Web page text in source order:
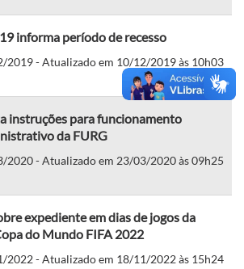
informa período de recesso
2019 - Atualizado em 10/12/2019 às 10h03
instruções para funcionamento
da FURG
2020 - Atualizado em 23/03/2020 às 09h25
expediente em dias de jogos da
do Mundo FIFA 2022
2022 - Atualizado em 18/11/2022 às 15h24